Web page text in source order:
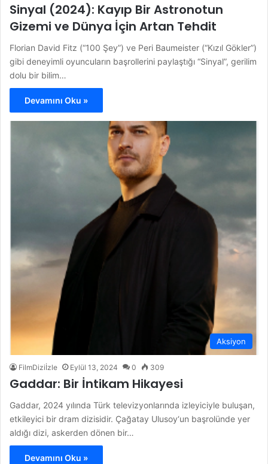
Sinyal (2024): Kayıp Bir Astronotun
Gizemi ve Dünya İçin Artan Tehdit
Florian David Fitz (“100 Şey”) ve Peri Baumeister (“Kızıl Gökler”)
gibi deneyimli oyuncuların başrollerini paylaştığı “Sinyal”, gerilim
dolu bir bilim…
Devamını Oku »
Aksiyon
FilmDiziİzle Eylül 13, 2024 0 309
Gaddar: Bir İntikam Hikayesi
Gaddar, 2024 yılında Türk televizyonlarında izleyiciyle buluşan,
etkileyici bir dram dizisidir. Çağatay Ulusoy‘un başrolünde yer
aldığı dizi, askerden dönen bir…
Devamını Oku »